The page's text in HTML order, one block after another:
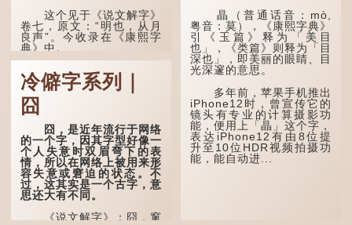
这个见于《说文解字》
卷七，原文：“明也，从月
良声”。今收录在《康熙字
典》中。
这个字，用法颇多。
“朤朤干坤，舍我其
谁。”干坤是《周易》中的
两个卦名，这里指天地、宇
宙等，形容政治清明，天下
太平！
“天空朤朤，任鸟儿高
飞。”也是指天清气明，鸟
儿可高飞。
“朤朤脆脆”就是形容办
事爽快干脆。我...
冷僻字系列｜
囧
囧，是近年流行于网络
的一个字，因其字型好像一
个人失意时双眉弯下的表
情，所以在网络上被用来形
容失意或窘迫的状态。不
过，这其实是一个古字，意
思还大有不同。
《说文解字》：囧，窻
瞐（普通话音：mò,
粤音：莫），《康熙字典》
引《玉篇》释为「美目
也」，《类篇》则释为「目
深也」，即美丽的眼睛、目
光深邃的意思。
多年前，苹果手机推出
iPhone12时，曾宣传它的
镜头有专业的计算摄影功
能，便用上「瞐」这个字，
表达iPhone12有由8位提
升至10位HDR视频拍摄功
能，能自动进...